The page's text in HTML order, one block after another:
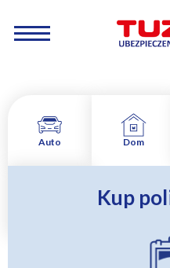
Auto Dom
Kup